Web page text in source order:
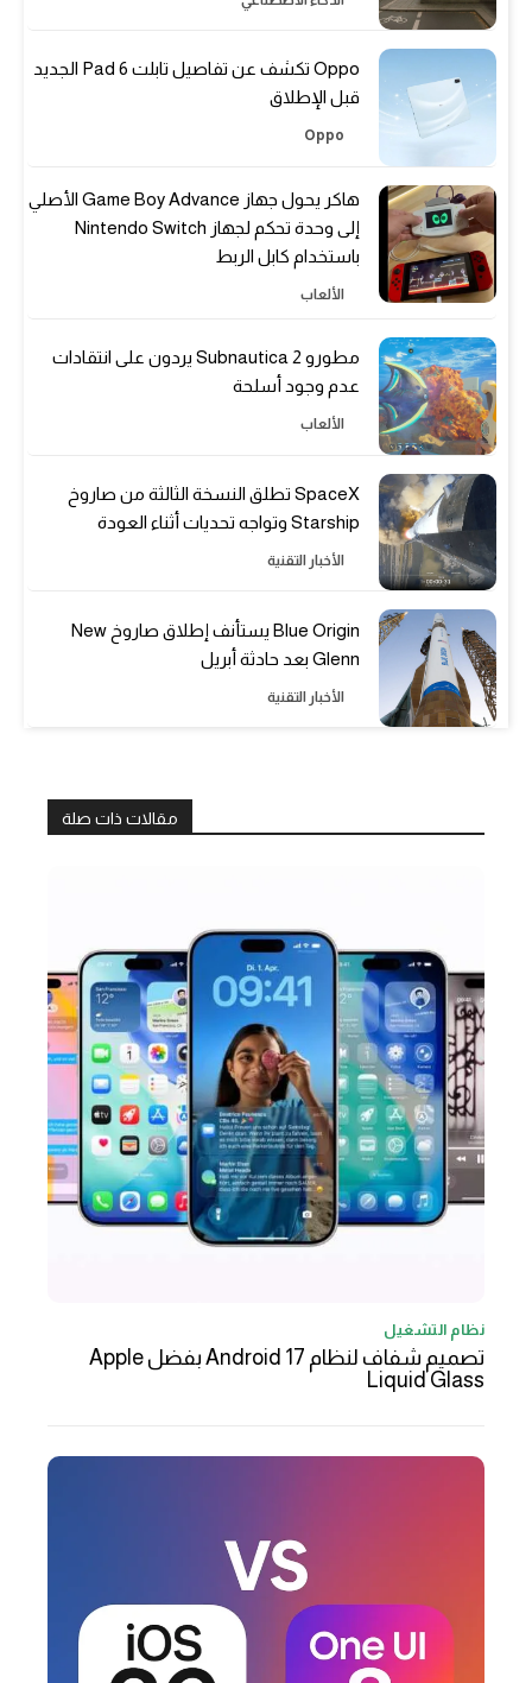
Oppo تكشف عن تفاصيل تابلت Pad 6 الجديد
قبل الإطلاق
Oppo
هاكر يحول جهاز Game Boy Advance الأصلي
إلى وحدة تحكم لجهاز Nintendo Switch
باستخدام كابل الربط
الألعاب
مطورو Subnautica 2 يردون على انتقادات
عدم وجود أسلحة
الألعاب
SpaceX تطلق النسخة الثالثة من صاروخ
Starship وتواجه تحديات أثناء العودة
الأخبار التقنية
Blue Origin يستأنف إطلاق صاروخ New
Glenn بعد حادثة أبريل
الأخبار التقنية
مقالات ذات صلة
نظام التشغيل
تصميم شفاف لنظام Android 17 بفضل Apple
Liquid Glass